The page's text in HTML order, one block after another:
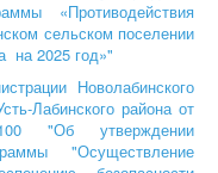
«Противодействия
сельском поселении
на 2025 год»"
Новолабинского
Лабинского района от
"Об утверждении
"Осуществление